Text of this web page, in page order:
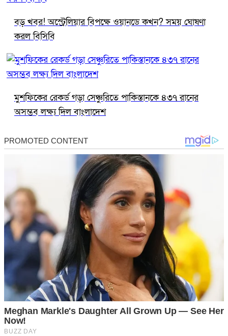
বড় খবর! অস্ট্রেলিয়ার বিপক্ষে ওয়ানডে কখন? সময় ঘোষণা
করল বিসিবি
মুশফিকের রেকর্ড গড়া সেঞ্চুরিতে পাকিস্তানকে ৪৩৭ রানের
অসম্ভব লক্ষ্য দিল বাংলাদেশ